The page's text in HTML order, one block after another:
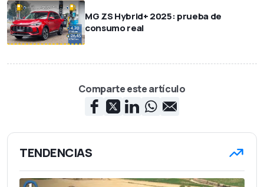
MG ZS Hybrid+ 2025: prueba de
consumo real
Comparte este artículo
TENDENCIAS